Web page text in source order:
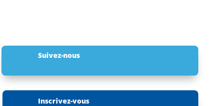
Suivez-nous
Inscrivez-vous